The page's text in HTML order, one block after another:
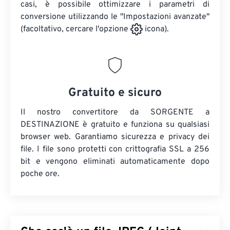
casi, è possibile ottimizzare i parametri di
conversione utilizzando le "Impostazioni avanzate"
(facoltativo, cercare l'opzione
icona).
Gratuito e sicuro
Il nostro convertitore da SORGENTE a
DESTINAZIONE è gratuito e funziona su qualsiasi
browser web. Garantiamo sicurezza e privacy dei
file. I file sono protetti con crittografia SSL a 256
bit e vengono eliminati automaticamente dopo
poche ore.